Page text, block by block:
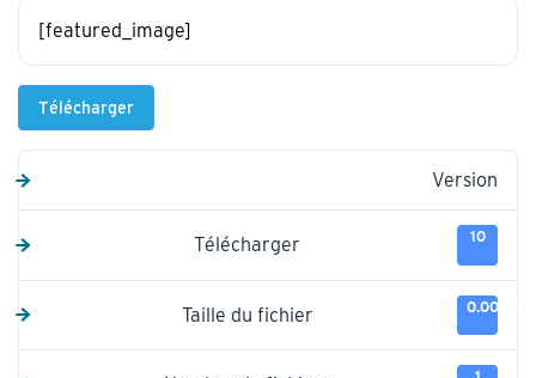
[featured_image]
Télécharger
Version
Télécharger 10
Taille du fichier 0.00 KB